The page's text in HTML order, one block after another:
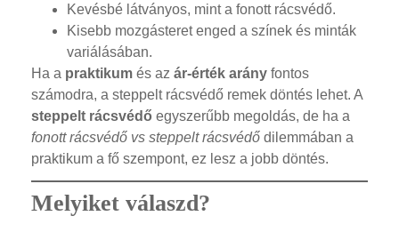
Kevésbé látványos, mint a fonott rácsvédő.
Kisebb mozgásteret enged a színek és minták
variálásában.
Ha a praktikum és az ár-érték arány fontos
számodra, a steppelt rácsvédő remek döntés lehet. A
steppelt rácsvédő egyszerűbb megoldás, de ha a
fonott rácsvédő vs steppelt rácsvédő dilemmában a
praktikum a fő szempont, ez lesz a jobb döntés.
Melyiket válaszd?